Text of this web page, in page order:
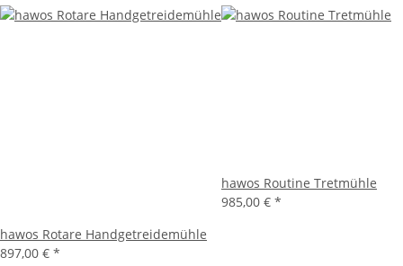
hawos Rotare Handgetreidemühle
897,00 € *
hawos Routine Tretmühle
985,00 € *